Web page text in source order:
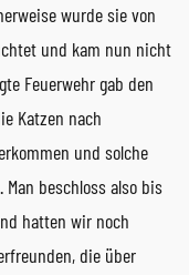
wurde sie von
und kam nun nicht
Feuerwehr gab den
Katzen nach
und solche
beschloss also bis
hatten wir noch
die über